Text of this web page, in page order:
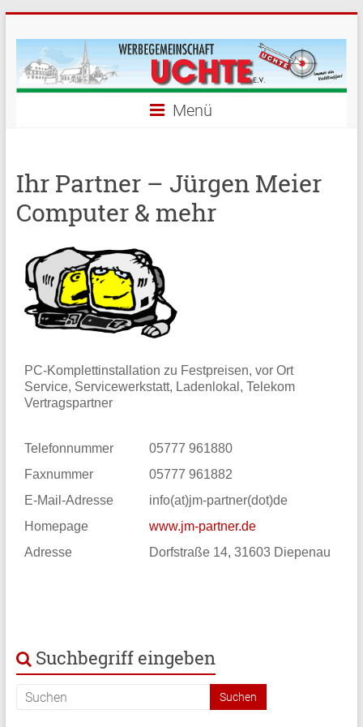
Menü
Ihr Partner – Jürgen Meier
Computer & mehr
PC-Komplettinstallation zu Festpreisen, vor Ort
Service, Servicewerkstatt, Ladenlokal, Telekom
Vertragspartner
Telefonnummer
05777 961880
Faxnummer
05777 961882
E-Mail-Adresse
info(at)jm-partner(dot)de
Homepage
www.jm-partner.de
Adresse
Dorfstraße 14, 31603 Diepenau
Suchbegriff eingeben